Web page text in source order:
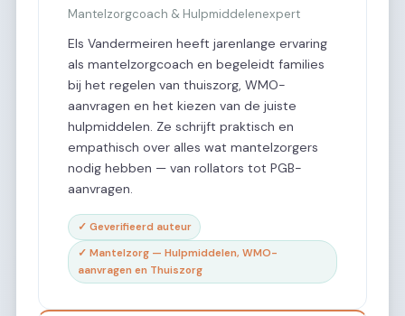
Mantelzorgcoach & Hulpmiddelenexpert
Els Vandermeiren heeft jarenlange ervaring
als mantelzorgcoach en begeleidt families
bij het regelen van thuiszorg, WMO-
aanvragen en het kiezen van de juiste
hulpmiddelen. Ze schrijft praktisch en
empathisch over alles wat mantelzorgers
nodig hebben — van rollators tot PGB-
aanvragen.
✓ Geverifieerd auteur
✓ Mantelzorg — Hulpmiddelen, WMO-
aanvragen en Thuiszorg